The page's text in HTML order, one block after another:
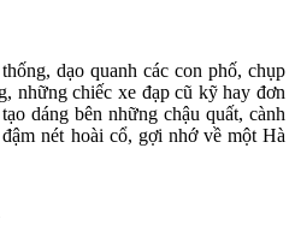
dạo quanh các con phố, chụp
những chiếc xe đạp cũ kỹ hay đơn
dáng bên những chậu quất, cành
nét hoài cổ, gợi nhớ về một Hà